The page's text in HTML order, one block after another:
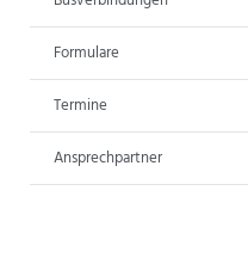
ANSPRECHPARTNER
Formulare
Termine
Ansprechpartner